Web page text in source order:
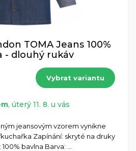
TOMA Jeans 100%
- dlouhý rukáv
Vybrat variantu
, úterý 11. 8. u vás
jeansovým vzorem vynikne
Zapínání: skryté na druky
bavlna Barva: ...